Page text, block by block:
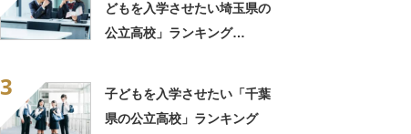
どもを入学させたい埼玉県の
公立高校」ランキング
3
子どもを入学させたい「千葉
県の公立高校」ランキング